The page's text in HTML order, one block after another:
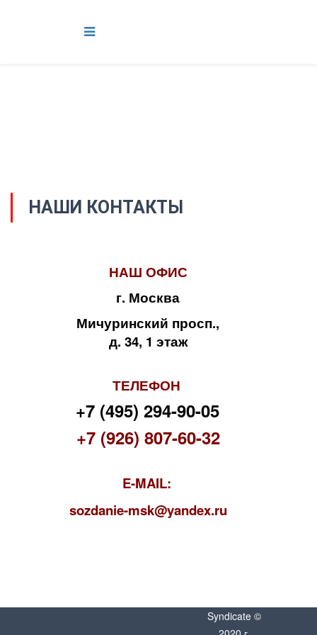
НАШИ КОНТАКТЫ
НАШ ОФИС
г. Москва
Мичуринский просп.,
д. 34, 1 этаж
ТЕЛЕФОН
+7 (495) 294-90-05
+7 (926) 807-60-32
E-MAIL:
sozdanie-msk@yandex.ru
Syndicate ©